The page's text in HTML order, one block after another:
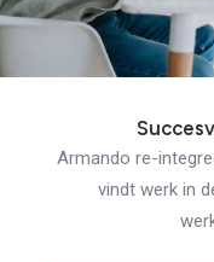
Armando re-
vindt werk in